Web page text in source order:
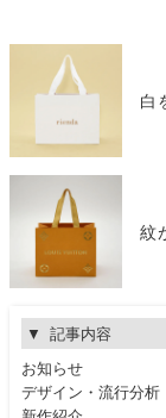
白
紋
記事内容
お知らせ
デザイン・流行分析